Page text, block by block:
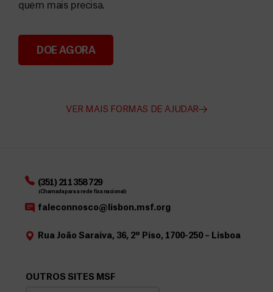
Angarie Fundos para a MSF
quem mais precisa.
DOE AGORA
VER MAIS FORMAS DE AJUDAR
(351) 211 358 729
(Chamada para a rede fixa nacional)
faleconnosco@lisbon.msf.org
Rua João Saraiva, 36, 2º Piso, 1700-250 – Lisboa
OUTROS SITES MSF